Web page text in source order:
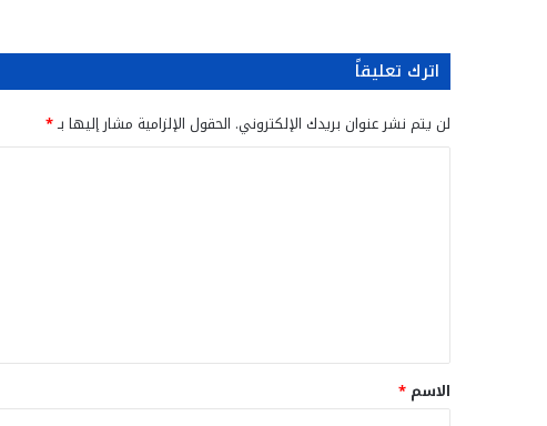
اترك تعليقاً
لن يتم نشر عنوان بريدك الإلكتروني. الحقول الإلزامية مشار إليها بـ*
ق
*
الاسم *